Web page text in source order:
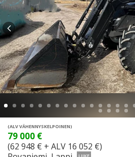
(ALV VÄHENNYSKELPOINEN)
79 000 €
(62 948 € + ALV 16 052 €)
LIIKE